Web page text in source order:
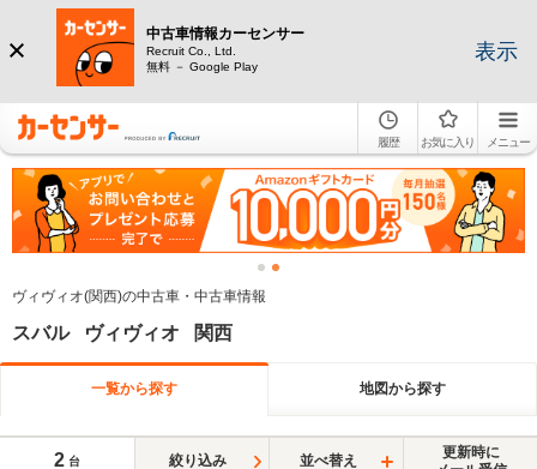
中古車情報カーセンサー
Recruit Co., Ltd.
無料 － Google Play
表示
履歴 お気に入り メニュー
ヴィヴィオ(関西)の中古車・中古車情報
スバル ヴィヴィオ 関西
一覧から探す 地図から探す
2 台 絞り込み 並べ替え
更新時に